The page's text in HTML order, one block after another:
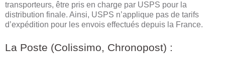
transporteurs, être pris en charge par USPS pour la
distribution finale. Ainsi, USPS n’applique pas de tarifs
d’expédition pour les envois effectués depuis la France.
La Poste (Colissimo, Chronopost) :